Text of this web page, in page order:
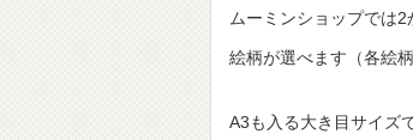
ムーミンショップでは
絵柄が選べます（各絵
A3も入る大き目サイズ